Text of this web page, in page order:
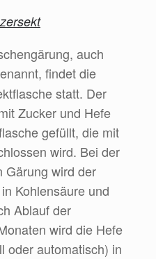
auch
findet die
statt. Der
Zucker und Hefe
gefüllt, die mit
wird. Bei der
Gärung wird der
Kohlensäure und
Ablauf der
wird die Hefe
oder automatisch) in